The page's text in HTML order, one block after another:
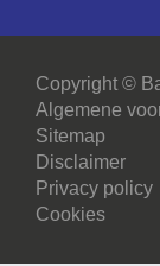
Copyright ©
Algemene
Sitemap
Disclaimer
Privacy policy
Cookies